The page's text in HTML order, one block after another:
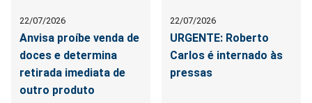
22/07/2026
Anvisa proíbe venda de
doces e determina
retirada imediata de
outro produto
22/07/2026
URGENTE: Roberto
Carlos é internado às
pressas